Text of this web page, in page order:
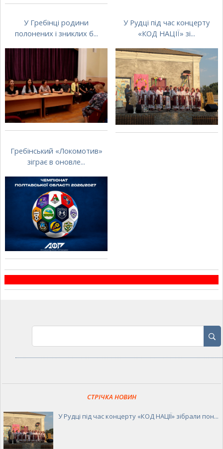
У Гребінці родини
полонених і зниклих б...
У Рудці під час концерту
«КОД НАЦІЇ» зі...
Гребінський «Локомотив»
зіграє в оновле...
СТРІЧКА НОВИН
У Рудці під час концерту «КОД НАЦІЇ» зібрали пон...